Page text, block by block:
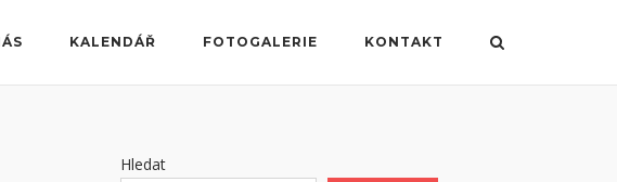
KALENDÁŘ FOTOGALERIE KONTAKT
Hledat